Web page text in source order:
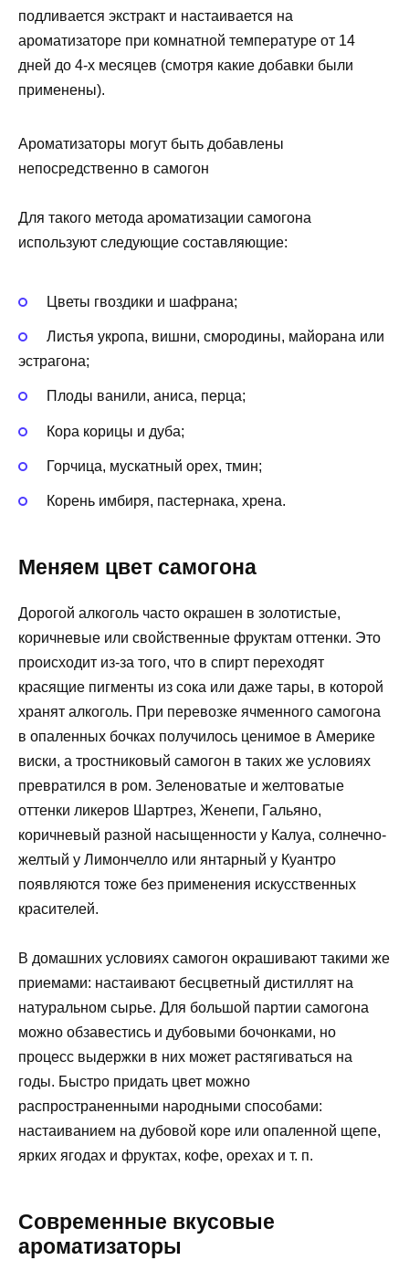
подливается экстракт и настаивается на
ароматизаторе при комнатной температуре от 14
дней до 4-х месяцев (смотря какие добавки были
применены).
Ароматизаторы могут быть добавлены
непосредственно в самогон
Для такого метода ароматизации самогона
используют следующие составляющие:
Цветы гвоздики и шафрана;
Листья укропа, вишни, смородины, майорана или
эстрагона;
Плоды ванили, аниса, перца;
Кора корицы и дуба;
Горчица, мускатный орех, тмин;
Корень имбиря, пастернака, хрена.
Меняем цвет самогона
Дорогой алкоголь часто окрашен в золотистые,
коричневые или свойственные фруктам оттенки. Это
происходит из-за того, что в спирт переходят
красящие пигменты из сока или даже тары, в которой
хранят алкоголь. При перевозке ячменного самогона
в опаленных бочках получилось ценимое в Америке
виски, а тростниковый самогон в таких же условиях
превратился в ром. Зеленоватые и желтоватые
оттенки ликеров Шартрез, Женепи, Гальяно,
коричневый разной насыщенности у Калуа, солнечно-
желтый у Лимончелло или янтарный у Куантро
появляются тоже без применения искусственных
красителей.
В домашних условиях самогон окрашивают такими же
приемами: настаивают бесцветный дистиллят на
натуральном сырье. Для большой партии самогона
можно обзавестись и дубовыми бочонками, но
процесс выдержки в них может растягиваться на
годы. Быстро придать цвет можно
распространенными народными способами:
настаиванием на дубовой коре или опаленной щепе,
ярких ягодах и фруктах, кофе, орехах и т. п.
Современные вкусовые
ароматизаторы